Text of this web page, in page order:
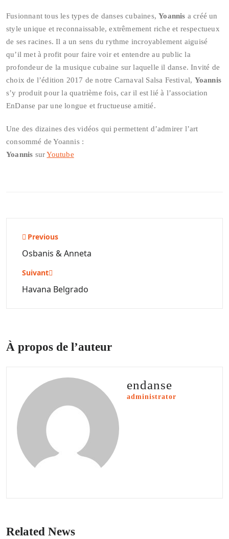
Fusionnant tous les types de danses cubaines,Yoannis a créé un
style unique et reconnaissable, extrêmement riche et respectueux
de ses racines. Il a un sens du rythme incroyablement aiguisé
qu’il met à profit pour faire voir et entendre au public la
profondeur de la musique cubaine sur laquelle il danse. Invité de
choix de l’édition 2017 de notre Carnaval Salsa Festival, Yoannis
s’y produit pour la quatrième fois, car il est lié à l’association
EnDanse par une longue et fructueuse amitié.
Une des dizaines des vidéos qui permettent d’admirer l’art
consommé de Yoannis :
Yoannis surYoutube
Navigation
de
l’article
Previous
Osbanis & Anneta
Suivant
Havana Belgrado
À propos de l’auteur
endanse
administrator
Related News